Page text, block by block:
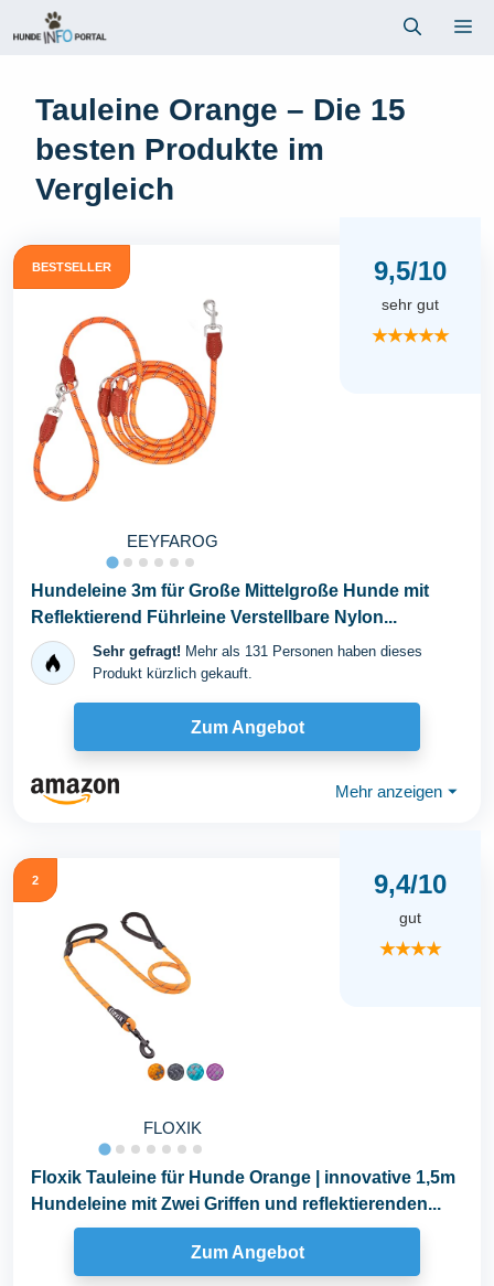
Inhalt
Tauleine Orange – Die 15
besten Produkte im
Vergleich
BESTSELLER
EEYFAROG
9,5/10
sehr gut
★★★★★
Hundeleine 3m für Große Mittelgroße Hunde mit
Reflektierend Führleine Verstellbare Nylon...
Sehr gefragt! Mehr als 131 Personen haben dieses
Produkt kürzlich gekauft.
Zum Angebot
Mehr anzeigen ⏷
2
FLOXIK
9,4/10
gut
★★★★
Floxik Tauleine für Hunde Orange | innovative 1,5m
Hundeleine mit Zwei Griffen und reflektierenden...
Zum Angebot